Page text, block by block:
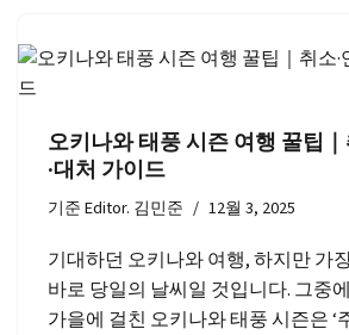
오키나와 태풍 시즌 여행 꿀팁｜
·대처 가이드
기준Editor. 김민준 12월 3, 2025
기대하던 오키나와 여행, 하지만 가
바로 당일의 날씨일 것입니다. 그중
가을에 걸친 오키나와 태풍 시즌은 ‘